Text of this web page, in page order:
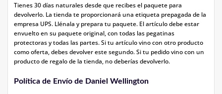
Tienes 30 días naturales desde que recibes el paquete para
devolverlo. La tienda te proporcionará una etiqueta prepagada de la
empresa UPS. Llénala y prepara tu paquete. El artículo debe estar
envuelto en su paquete original, con todas las pegatinas
protectoras y todas las partes. Si tu artículo vino con otro producto
como oferta, debes devolver este segundo. Si tu pedido vino con un
producto de regalo de la tienda, no deberías devolverlo.
Política de Envío de Daniel Wellington